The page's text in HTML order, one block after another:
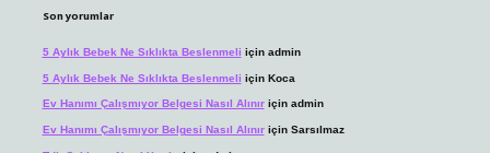
Son yorumlar
5 Aylık Bebek Ne Sıklıkta Beslenmeli için admin
5 Aylık Bebek Ne Sıklıkta Beslenmeli için Koca
Ev Hanımı Çalışmıyor Belgesi Nasıl Alınıriçin admin
Ev Hanımı Çalışmıyor Belgesi Nasıl Alınıriçin Sarsılmaz